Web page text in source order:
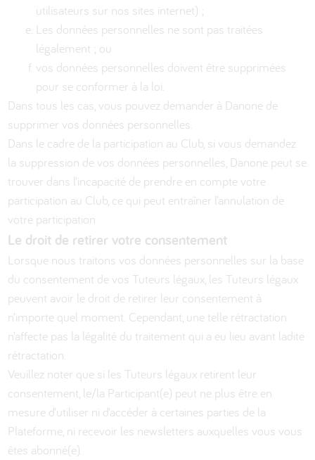
utilisateurs sur nos sites internet) ;
Les données personnelles ne sont pas traitées
légalement ; ou
vos données personnelles doivent être supprimées
pour se conformer à la loi.
Dans tous les cas, vous pouvez demander à Danone de
supprimer vos données personnelles.
Dans le cadre de la participation au Club, si vous demandez
la suppression de vos données personnelles, Danone peut se
trouver dans l’incapacité de prendre en compte votre
participation au Club, ce qui peut entraîner l’annulation de
votre participation
Le droit de retirer votre consentement
Lorsque nous traitons vos données personnelles sur la base
du consentement de vos Tuteurs légaux, les Tuteurs légaux
peuvent avoir le droit de retirer leur consentement à
n’importe quel moment. Cependant, une telle rétractation
n’affecte pas la légalité du traitement qui a eu lieu avant ladite
rétractation.
Veuillez noter que si les Tuteurs légaux retirent leur
consentement, le/la Participant(e) peut ne plus être en
mesure d’utiliser ni d’accéder à certaines parties de la
Plateforme, ni recevoir les newsletters auxquelles vous vous
êtes abonné(e).